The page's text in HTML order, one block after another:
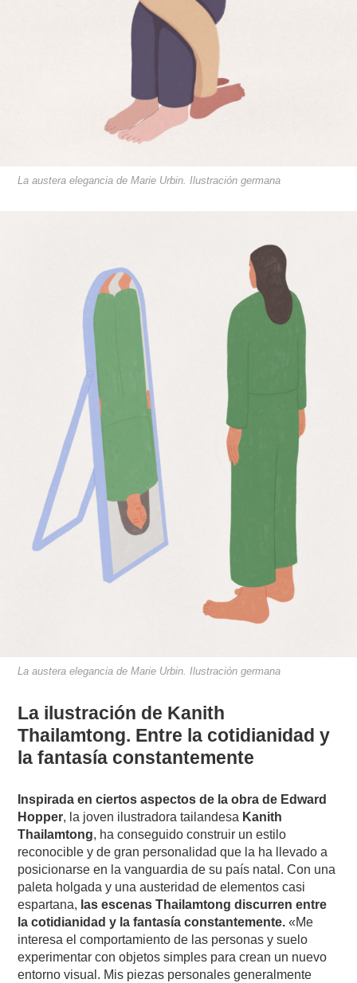
La austera elegancia de Marie Urbin. Ilustración germana
La austera elegancia de Marie Urbin. Ilustración germana
La ilustración de Kanith
Thailamtong. Entre la cotidianidad y
la fantasía constantemente
Inspirada en ciertos aspectos de la obra de Edward
Hopper, la joven ilustradora tailandesa Kanith
Thailamtong, ha conseguido construir un estilo
reconocible y de gran personalidad que la ha llevado a
posicionarse en la vanguardia de su país natal. Con una
paleta holgada y una austeridad de elementos casi
espartana, las escenas Thailamtong discurren entre
la cotidianidad y la fantasía constantemente. «Me
interesa el comportamiento de las personas y suelo
experimentar con objetos simples para crean un nuevo
entorno visual. Mis piezas personales generalmente